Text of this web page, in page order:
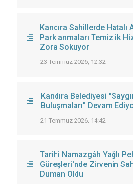
Kandıra Sahillerde Hatalı
Parklanmaları Temizlik
Zora Sokuyor
23 Temmuz 2026, 12:32
Kandıra Belediyesi
Buluşmaları" Devam
21 Temmuz 2026, 14:42
Tarihi Namazgâh Yağlı
Güreşleri'nde Zirvenin
Duman Oldu